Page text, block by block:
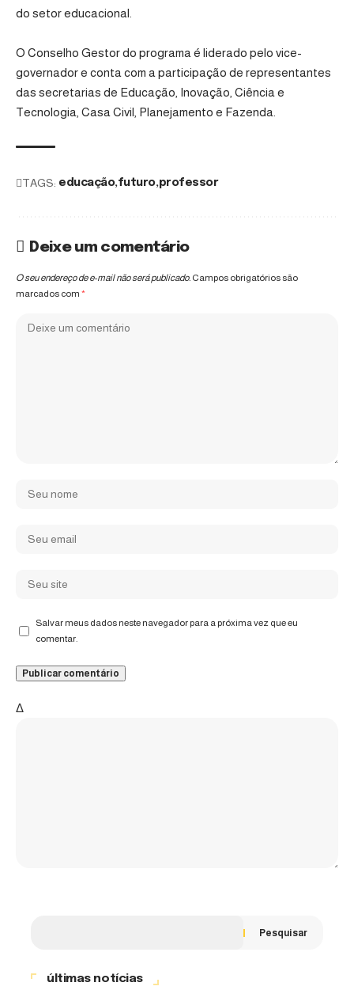
do setor educacional.
O Conselho Gestor do programa é liderado pelo vice-
governador e conta com a participação de representantes
das secretarias de Educação, Inovação, Ciência e
Tecnologia, Casa Civil, Planejamento e Fazenda.
TAGS: educação futuro professor
Deixe um comentário
O seu endereço de e-mail não será publicado. Campos obrigatórios são
marcados com *
Salvar meus dados neste navegador para a próxima vez que eu
comentar.
Δ
Pesquisar
últimas notícias